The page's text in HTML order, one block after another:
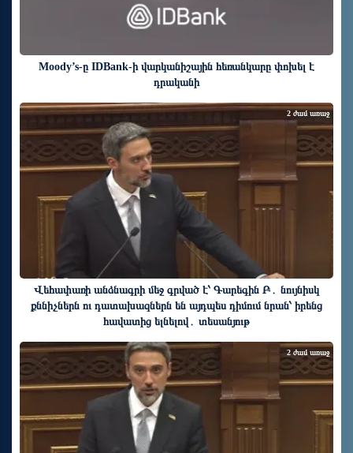
Moody’s-ը IDBank-ի վարկանիշային հեռանկարը փոխել է
դրականի
Վեհափառի անձնագրի մեջ գրված է՝ Գարեգին Բ․ նույնիսկ
քննիչներն ու դատախազներն են այդպես դիմում նրան՝ իրենց
հավատից ելնելով․ տեսանյութ
2 ժամ առաջ
2 ժամ առաջ